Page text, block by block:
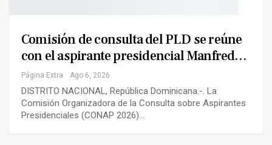
Comisión de consulta del PLD se reúne
con el aspirante presidencial Manfred…
Página Extra Ago 6, 2026
DISTRITO NACIONAL, República Dominicana.-. La
Comisión Organizadora de la Consulta sobre Aspirantes
Presidenciales (CONAP 2026)…